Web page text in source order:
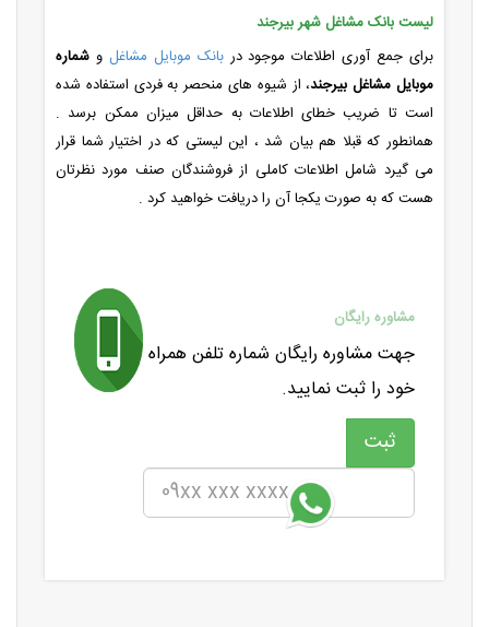
لیست بانک مشاغل شهر بیرجند
برای جمع آوری اطلاعات موجود دربانک موبایل مشاغل و شماره
موبایل مشاغل بیرجند، از شیوه های منحصر به فردی استفاده شده
است تا ضریب خطای اطلاعات به حداقل میزان ممکن برسد .
همانطور که قبلا هم بیان شد ، این لیستی که در اختیار شما قرار
می گیرد شامل اطلاعات کاملی از فروشندگان صنف مورد نظرتان
هست که به صورت یکجا آن را دریافت خواهید کرد .
مشاوره رایگان
جهت مشاوره رایگان شماره تلفن همراه
خود را ثبت نمایید.